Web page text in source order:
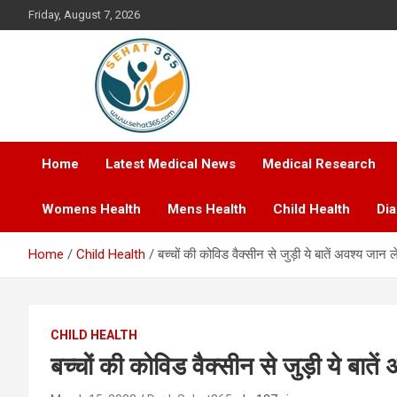
to
Friday, August 7, 2026
Sehat365
Your's Complete Health Guide
Home
Latest Medical News Medical Research
Womens Health Mens Health Child Health
Home Child Health बच्चों की कोविड वैक्सीन से जुड़ी ये बातें अवश्य जान
CHILD HEALTH
बच्चों की कोविड वैक्सीन से जुड़ी ये बातें